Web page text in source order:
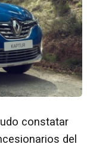
constatar
del